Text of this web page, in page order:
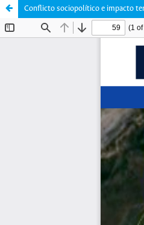
Conflicto sociopolítico e impacto